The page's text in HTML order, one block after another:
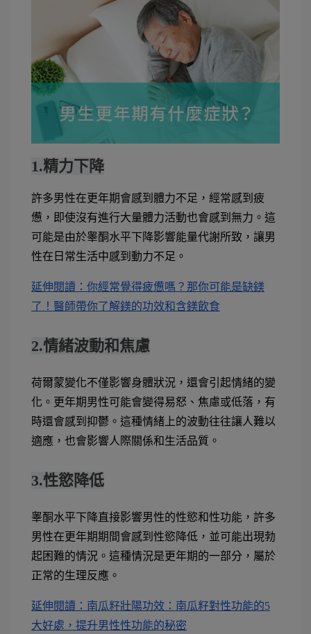
1.精力下降
許多男性在更年期會感到體力不足，經常感到疲
憊，即使沒有進行大量體力活動也會感到無力。這
可能是由於睾酮水平下降影響能量代謝所致，讓男
性在日常生活中感到動力不足。
延伸閱讀：你經常覺得疲憊嗎？那你可能是缺鎂
了！醫師帶你了解鎂的功效和含鎂飲食
2.情緒波動和焦慮
荷爾蒙變化不僅影響身體狀況，還會引起情緒的變
化。更年期男性可能會變得易怒、焦慮或低落，有
時還會感到抑鬱。這種情緒上的波動往往讓人難以
適應，也會影響人際關係和生活品質。
3.性慾降低
睾酮水平下降直接影響男性的性慾和性功能，許多
男性在更年期期間會感到性慾降低，並可能出現勃
起困難的情況。這種情況是更年期的一部分，屬於
正常的生理反應。
延伸閱讀：南瓜籽壯陽功效：南瓜籽對性功能的5
大好處，提升男性性功能的秘密